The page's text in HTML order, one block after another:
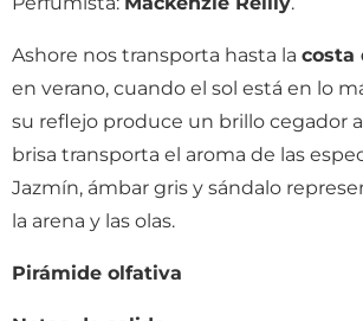
Ashore nos transporta hasta la costa
en verano, cuando el sol está en lo
su reflejo produce un brillo cegador
brisa transporta el aroma de las
Jazmín, ámbar gris y sándalo
la arena y las olas.
Pirámide olfativa